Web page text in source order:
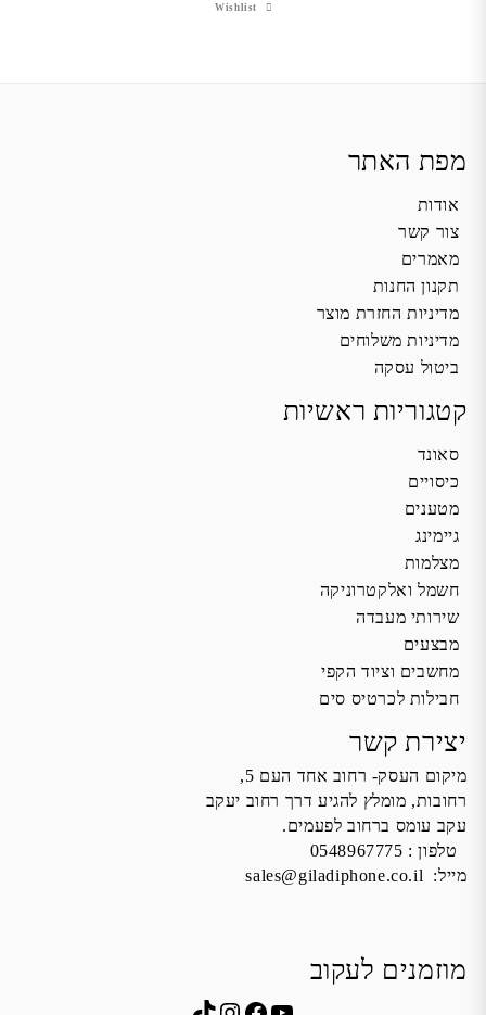
Wishlist
מפת האתר
אודות
צור קשר
מאמרים
תקנון החנות
מדיניות החזרת מוצר
מדיניות משלוחים
ביטול עסקה
קטגוריות ראשיות
סאונד
כיסויים
מטענים
גיימינג
מצלמות
חשמל ואלקטרוניקה
שירותי מעבדה
מבצעים
מחשבים וציוד הקפי
חבילות לכרטיס סים
יצירת קשר
מיקום העסק- רחוב אחד העם 5,
רחובות, מומלץ להגיע דרך רחוב יעקב
עקב עומס ברחוב לפעמים.
טלפון : 0548967775
מייל: sales@giladiphone.co.il
מוזמנים לעקוב